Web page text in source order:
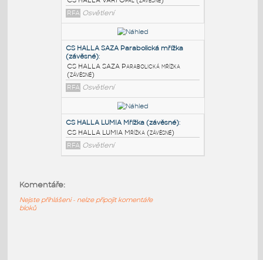
CS HALLA VARI Spot (závěsné)
CS HALLA VARI Spot (závěsné)
RFA Osvětlení
CS HALLA VARI Opál (závěsné):
CS HALLA VARI Opál (závěsné)
RFA Osvětlení
(závěsné)
Komentáře:
Nejste přihlášeni - nelze připojit komentáře
bloků